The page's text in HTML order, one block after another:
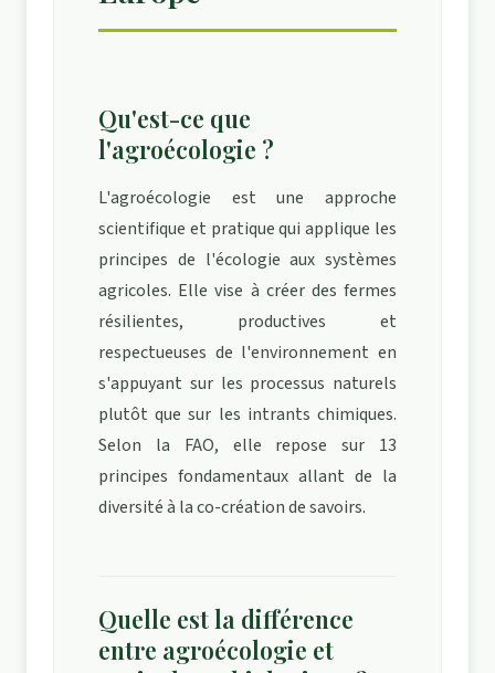
Qu'est-ce que
l'agroécologie ?
L'agroécologie est une approche
scientifique et pratique qui applique les
principes de l'écologie aux systèmes
agricoles. Elle vise à créer des fermes
résilientes, productives et
respectueuses de l'environnement en
s'appuyant sur les processus naturels
plutôt que sur les intrants chimiques.
Selon la FAO, elle repose sur 13
principes fondamentaux allant de la
diversité à la co-création de savoirs.
Quelle est la différence
entre agroécologie et